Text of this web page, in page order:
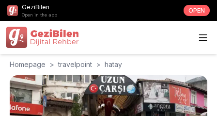
GeziBilen
Open in the app
OPEN
Homepage > travelpoint > hatay